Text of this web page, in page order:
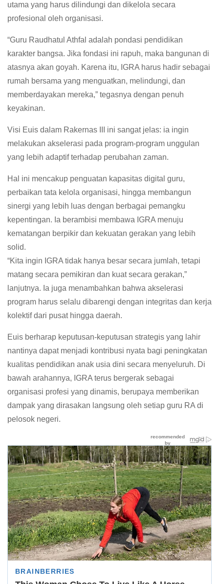
utama yang harus dilindungi dan dikelola secara
profesional oleh organisasi.
“Guru Raudhatul Athfal adalah pondasi pendidikan
karakter bangsa. Jika fondasi ini rapuh, maka bangunan di
atasnya akan goyah. Karena itu, IGRA harus hadir sebagai
rumah bersama yang menguatkan, melindungi, dan
memberdayakan mereka,” tegasnya dengan penuh
keyakinan.
Visi Euis dalam Rakernas III ini sangat jelas: ia ingin
melakukan akselerasi pada program-program unggulan
yang lebih adaptif terhadap perubahan zaman.
Hal ini mencakup penguatan kapasitas digital guru,
perbaikan tata kelola organisasi, hingga membangun
sinergi yang lebih luas dengan berbagai pemangku
kepentingan. Ia berambisi membawa IGRA menuju
kematangan berpikir dan kekuatan gerakan yang lebih
solid.
“Kita ingin IGRA tidak hanya besar secara jumlah, tetapi
matang secara pemikiran dan kuat secara gerakan,”
lanjutnya. Ia juga menambahkan bahwa akselerasi
program harus selalu dibarengi dengan integritas dan kerja
kolektif dari pusat hingga daerah.
Euis berharap keputusan-keputusan strategis yang lahir
nantinya dapat menjadi kontribusi nyata bagi peningkatan
kualitas pendidikan anak usia dini secara menyeluruh. Di
bawah arahannya, IGRA terus bergerak sebagai
organisasi profesi yang dinamis, berupaya memberikan
dampak yang dirasakan langsung oleh setiap guru RA di
pelosok negeri.